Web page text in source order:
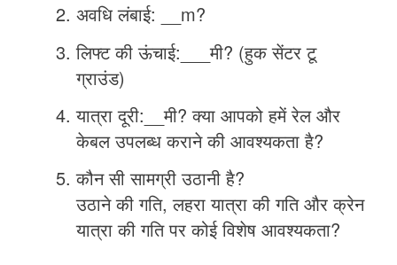
अवधि लंबाई: __m?
लिफ्ट की ऊंचाई:___मी? (हुक सेंटर टू
ग्राउंड)
यात्रा दूरी:__मी? क्या आपको हमें रेल और
केबल उपलब्ध कराने की आवश्यकता है?
कौन सी सामग्री उठानी है?
उठाने की गति, लहरा यात्रा की गति और क्रेन
यात्रा की गति पर कोई विशेष आवश्यकता?